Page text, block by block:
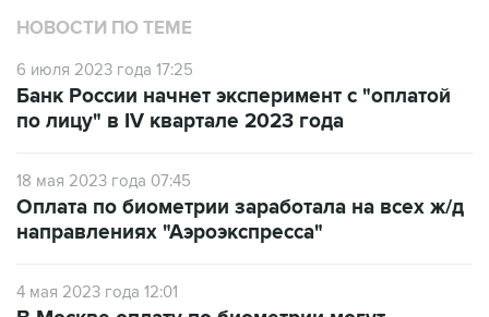
НОВОСТИ ПО ТЕМЕ
6 июля 2023 года 17:25
Банк России начнет эксперимент с "оплатой
по лицу" в IV квартале 2023 года
18 мая 2023 года 07:45
Оплата по биометрии заработала на всех ж/д
направлениях "Аэроэкспресса"
4 мая 2023 года 12:01